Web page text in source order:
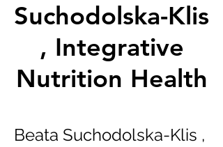
Suchodolska-Klis
, Integrative
Nutrition Health
Beata Suchodolska-Klis ,